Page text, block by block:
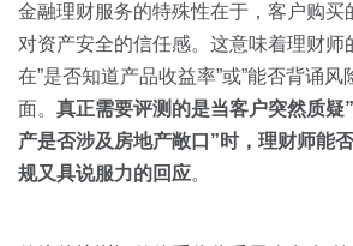
销售管理
金融理财服务的特殊性在于，客户购买
对资产安全的信任感。这意味着理财师
在”是否知道产品收益率”或”能否背诵风
面。 真正需要评测的是当客户突然质疑
产是否涉及房地产敞口”时，理财师能
规又具说服力的回应。